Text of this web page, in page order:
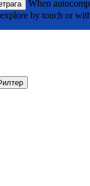
When
by touch or